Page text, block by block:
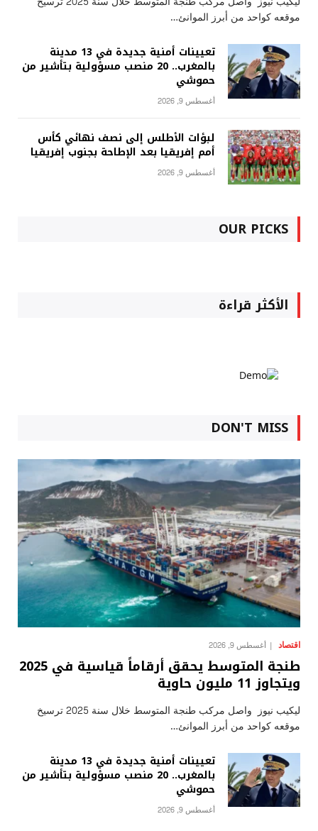
موقعه كواحد من أبرز الموانئ…
تعيينات أمنية جديدة في 13 مدينة
بالمغرب.. 20 منصب مسؤولية بتأشير من
حموشي
أغسطس 9, 2026
لبؤات الأطلس إلى نصف نهائي كأس
أمم إفريقيا بعد الإطاحة بجنوب إفريقيا
أغسطس 9, 2026
OUR PICKS
الأكثر قراءة
DON'T MISS
اقتصاد أغسطس 9, 2026
طنجة المتوسط يحقق أرقاماً قياسية في 2025
ويتجاوز 11 مليون حاوية
ليكيب نيوز واصل مركب طنجة المتوسط خلال سنة 2025 ترسيخ
موقعه كواحد من أبرز الموانئ…
تعيينات أمنية جديدة في 13 مدينة
بالمغرب.. 20 منصب مسؤولية بتأشير من
حموشي
أغسطس 9, 2026